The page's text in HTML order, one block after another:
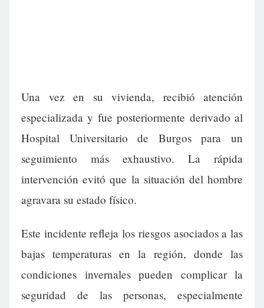
Una vez en su vivienda, recibió atención
especializada y fue posteriormente derivado al
Hospital Universitario de Burgos para un
seguimiento más exhaustivo. La rápida
intervención evitó que la situación del hombre
agravara su estado físico.
Este incidente refleja los riesgos asociados a las
bajas temperaturas en la región, donde las
condiciones invernales pueden complicar la
seguridad de las personas, especialmente